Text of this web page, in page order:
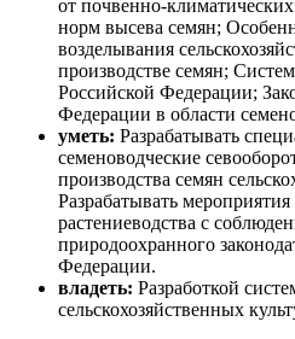
от почвенно-
норм высева семян;
возделывания
производстве семян;
Российской Федерации;
Федерации в области
уметь: Разрабатывать
семеноводческие
производства семян
Разрабатывать
растениеводства с
природоохранного
Федерации.
владеть: Разработкой
сельскохозяйственных